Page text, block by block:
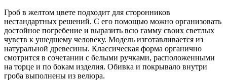
Гроб в желтом цвете подходит для сторонников
нестандартных решений. С его помощью можно организовать
достойное погребение и выразить всю гамму своих светлых
чувств к ушедшему человеку. Модель изготавливается из
натуральной древесины. Классическая форма органично
смотрится в сочетании с белыми ручками, расположенными
на торце и по бокам изделия. Обивка и покрывало внутри
гроба выполнены из велюра.